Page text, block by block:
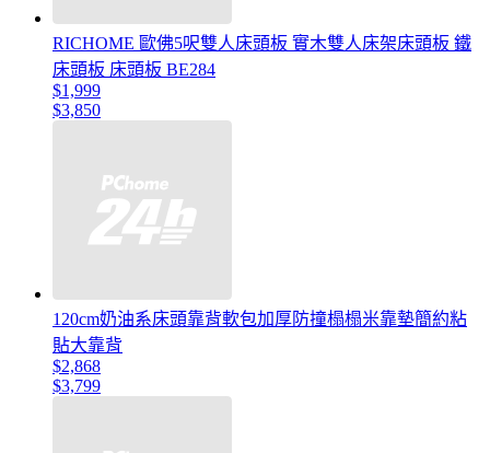
RICHOME 歐佛5呎雙人床頭板 實木雙人床架床頭板 鐵
床頭板 床頭板 BE284
$1,999
$3,850
120cm奶油系床頭靠背軟包加厚防撞榻榻米靠墊簡約粘
貼大靠背
$2,868
$3,799